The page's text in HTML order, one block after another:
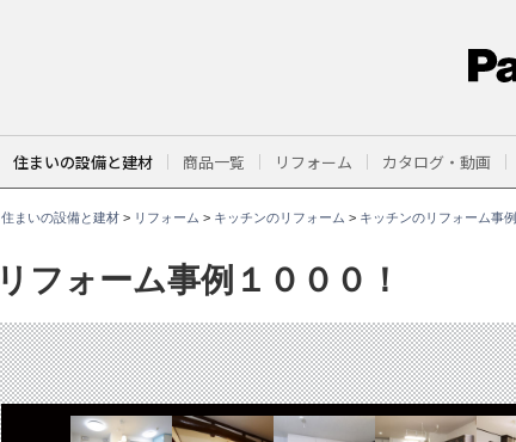
住まいの設備と建材 商品一覧 リフォーム カタログ・動画
住まいの設備と建材> リフォーム > キッチンのリフォーム > キッチンのリフォーム事例
リフォーム事例１０００！